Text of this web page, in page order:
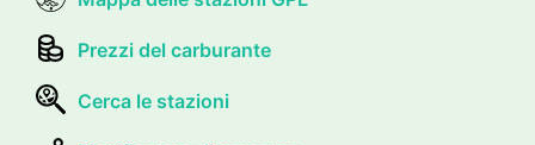
Prezzi del carburante
Cerca le stazioni